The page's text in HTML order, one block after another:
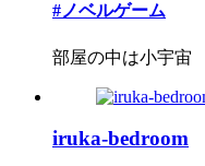
#ノベルゲーム
部屋の中は小宇宙
iruka-bedroom